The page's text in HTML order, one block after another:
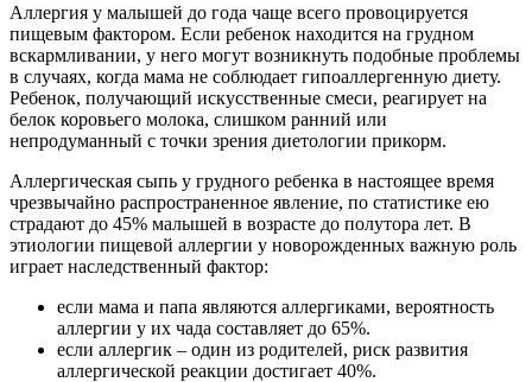
Аллергия у малышей до года чаще всего провоцируется
пищевым фактором. Если ребенок находится на грудном
вскармливании, у него могут возникнуть подобные проблемы
в случаях, когда мама не соблюдает гипоаллергенную диету.
Ребенок, получающий искусственные смеси, реагирует на
белок коровьего молока, слишком ранний или
непродуманный с точки зрения диетологии прикорм.
Аллергическая сыпь у грудного ребенка в настоящее время
чрезвычайно распространенное явление, по статистике ею
страдают до 45% малышей в возрасте до полутора лет. В
этиологии пищевой аллергии у новорожденных важную роль
играет наследственный фактор:
если мама и папа являются аллергиками, вероятность
аллергии у их чада составляет до 65%.
если аллергик – один из родителей, риск развития
аллергической реакции достигает 40%.